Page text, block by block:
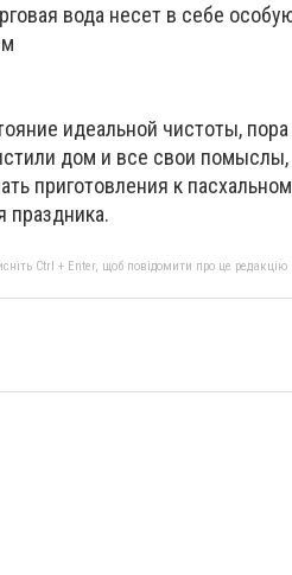
вода несет в себе
идеальной чистоты, пора
дом и все свои помыслы,
приготовления к
праздника.
Ctrl + Enter, щоб повідомити про це редакцію